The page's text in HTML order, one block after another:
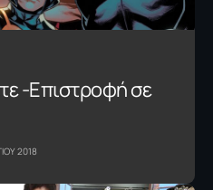
-Επιστροφή σε
2018